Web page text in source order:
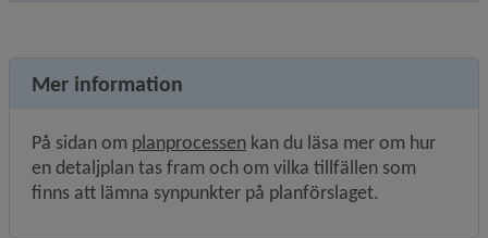
Mer information
På sidan om planprocessen kan du läsa mer om hur
en detaljplan tas fram och om vilka tillfällen som
finns att lämna synpunkter på planförslaget.